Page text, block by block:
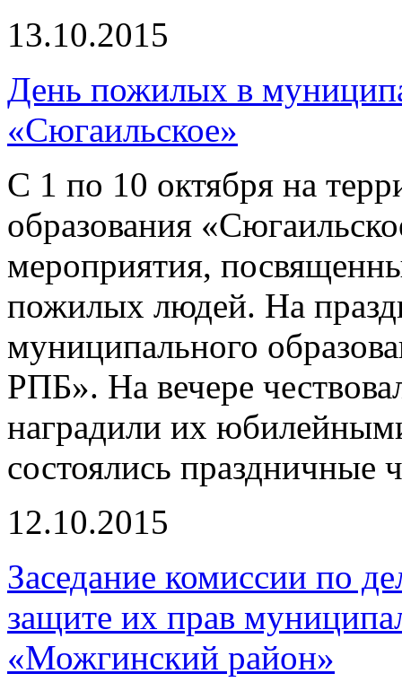
13.10.2015
День пожилых в
«Сюгаильское»
С 1 по 10 октября на
образования
мероприятия,
пожилых людей. На
муниципального
РПБ». На вечере
наградили их
состоялись
12.10.2015
Заседание комиссии по
защите их прав
«Можгинский район»